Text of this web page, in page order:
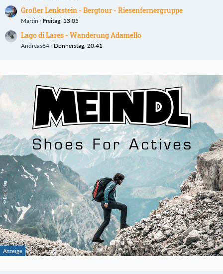
Großer Lenkstein - Bergtour - Riesenfernergruppe
Martin Freitag, 13:05
Lago di Lares - Wanderung Adamello
Andreas84 Donnerstag, 20:41